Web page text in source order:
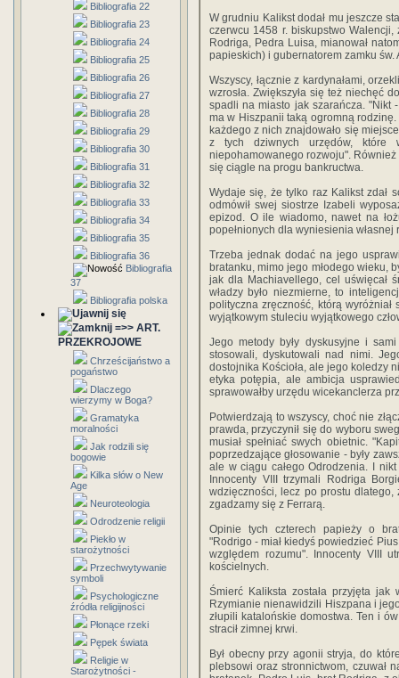
Bibliografia 22
Bibliografia 23
Bibliografia 24
Bibliografia 25
Bibliografia 26
Bibliografia 27
Bibliografia 28
Bibliografia 29
Bibliografia 30
Bibliografia 31
Bibliografia 32
Bibliografia 33
Bibliografia 34
Bibliografia 35
Bibliografia 36
Bibliografia
37
Bibliografia polska
=>> ART.
PRZEKROJOWE
Chrześcijaństwo a
pogaństwo
Dlaczego
wierzymy w Boga?
Gramatyka
moralności
Jak rodzili się
bogowie
Kilka słów o New
Age
Neuroteologia
Odrodzenie religii
Piekło w
starożytności
Przechwytywanie
symboli
Psychologiczne
źródła religijności
Płonące rzeki
Pępek świata
Religie w
Starożytności -
W grudniu Kalikst dodał mu jeszcze
czerwcu 1458 r. biskupstwo Walencji,
Rodriga, Pedra Luisa, mianował
papieskich) i gubernatorem zamku św.
Wszyscy, łącznie z kardynałami,
wzrosła. Zwiększyła się też niechęć
spadli na miasto jak szarańcza. "Nikt
ma w Hiszpanii taką ogromną
każdego z nich znajdowało się
z tych dziwnych urzędów, które
niepohamowanego rozwoju".
się ciągle na progu bankructwa.
Wydaje się, że tylko raz Kalikst zdał
odmówił swej siostrze Izabeli
epizod. O ile wiadomo, nawet na
popełnionych dla wyniesienia
Trzeba jednak dodać na jego
bratanku, mimo jego młodego wieku,
jak dla Machiavellego, cel uświęcał
władzy było niezmierne, to
polityczna zręczność, którą
wyjątkowym stuleciu wyjątkowego
Jego metody były dyskusyjne i
stosowali, dyskutowali nad nimi.
dostojnika Kościoła, ale jego koledzy
etyka potępia, ale ambicja
sprawowałby urzędu wicekanclerza
Potwierdzają to wszyscy, choć nie
prawda, przyczynił się do wyboru
musiał spełniać swych obietnic.
poprzedzające głosowanie - były
ale w ciągu całego Odrodzenia. I
Innocenty VIII trzymali Rodriga
wdzięczności, lecz po prostu
zgadzamy się z Ferrarą.
Opinie tych czterech papieży o
"Rodrigo - miał kiedyś powiedzieć
względem rozumu". Innocenty VIII
kościelnych.
Śmierć Kaliksta została przyjęta
Rzymianie nienawidzili Hiszpana i
złupili katalońskie domostwa. Ten i
stracił zimnej krwi.
Był obecny przy agonii stryja, do
plebsowi oraz stronnictwom, czuwał